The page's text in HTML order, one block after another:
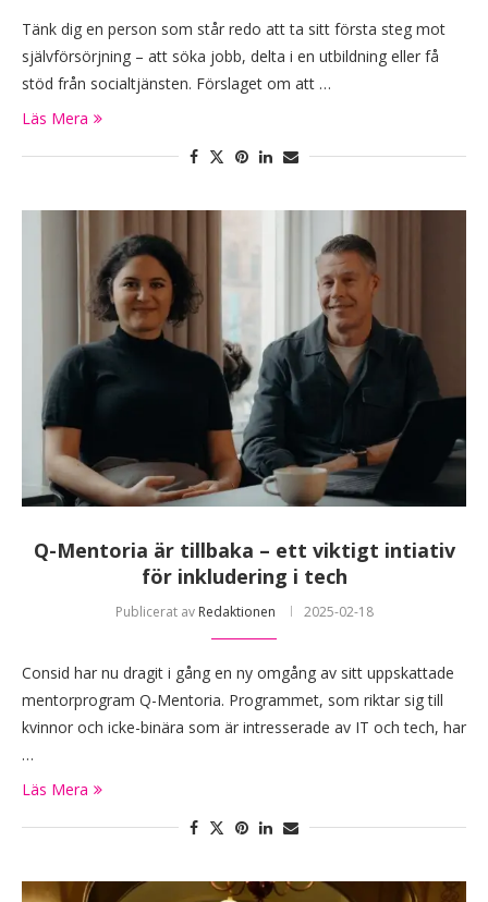
Tänk dig en person som står redo att ta sitt första steg mot
självförsörjning – att söka jobb, delta i en utbildning eller få
stöd från socialtjänsten. Förslaget om att …
Läs Mera
Q-Mentoria är tillbaka – ett viktigt intiativ
för inkludering i tech
Publicerat av Redaktionen 2025-02-18
Consid har nu dragit i gång en ny omgång av sitt uppskattade
mentorprogram Q-Mentoria. Programmet, som riktar sig till
kvinnor och icke-binära som är intresserade av IT och tech, har
…
Läs Mera